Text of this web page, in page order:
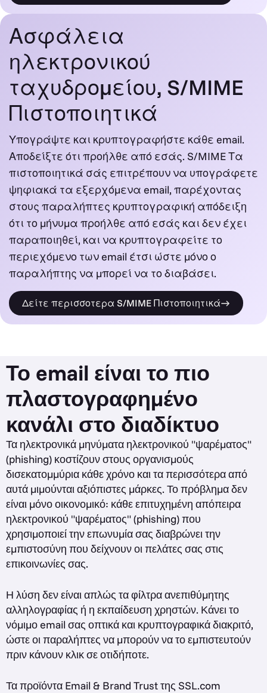
Ασφάλεια
ηλεκτρονικού
ταχυδρομείου, S/MIME
Πιστοποιητικά
Υπογράψτε και κρυπτογραφήστε κάθε email.
Αποδείξτε ότι προήλθε από εσάς. S/MIME Τα
πιστοποιητικά σάς επιτρέπουν να υπογράφετε
ψηφιακά τα εξερχόμενα email, παρέχοντας
στους παραλήπτες κρυπτογραφική απόδειξη
ότι το μήνυμα προήλθε από εσάς και δεν έχει
παραποιηθεί, και να κρυπτογραφείτε το
περιεχόμενο των email έτσι ώστε μόνο ο
παραλήπτης να μπορεί να το διαβάσει.
Δείτε περισσοτερα S/MIME Πιστοποιητικά
Το email είναι το πιο
πλαστογραφημένο
κανάλι στο διαδίκτυο
Τα ηλεκτρονικά μηνύματα ηλεκτρονικού "ψαρέματος"
(phishing) κοστίζουν στους οργανισμούς
δισεκατομμύρια κάθε χρόνο και τα περισσότερα από
αυτά μιμούνται αξιόπιστες μάρκες. Το πρόβλημα δεν
είναι μόνο οικονομικό: κάθε επιτυχημένη απόπειρα
ηλεκτρονικού "ψαρέματος" (phishing) που
χρησιμοποιεί την επωνυμία σας διαβρώνει την
εμπιστοσύνη που δείχνουν οι πελάτες σας στις
επικοινωνίες σας.
Η λύση δεν είναι απλώς τα φίλτρα ανεπιθύμητης
αλληλογραφίας ή η εκπαίδευση χρηστών. Κάνει το
νόμιμο email σας οπτικά και κρυπτογραφικά διακριτό,
ώστε οι παραλήπτες να μπορούν να το εμπιστευτούν
πριν κάνουν κλικ σε οτιδήποτε.
Τα προϊόντα Email & Brand Trust της SSL.com